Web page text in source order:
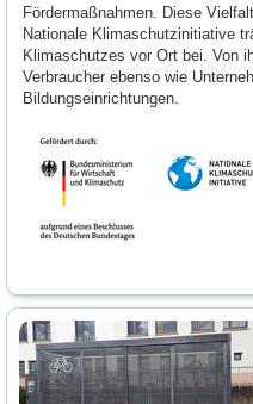
Fördermaßnahmen. Diese
Nationale Klimaschutzinitiative
Klimaschutzes vor Ort bei. Von
Verbraucher ebenso wie
Bildungseinrichtungen.